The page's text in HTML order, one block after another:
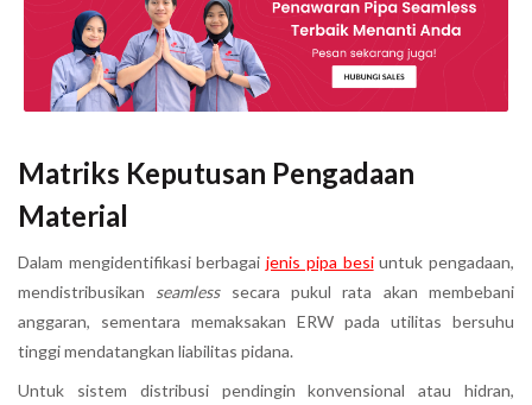
Matriks Keputusan Pengadaan
Material
Dalam mengidentifikasi berbagaijenis pipa besiuntuk pengadaan,
mendistribusikan seamlesssecara pukul rata akan membebani
anggaran, sementara memaksakan ERW pada utilitas bersuhu
tinggi mendatangkan liabilitas pidana.
Untuk sistem distribusi pendingin konvensional atau hidran,